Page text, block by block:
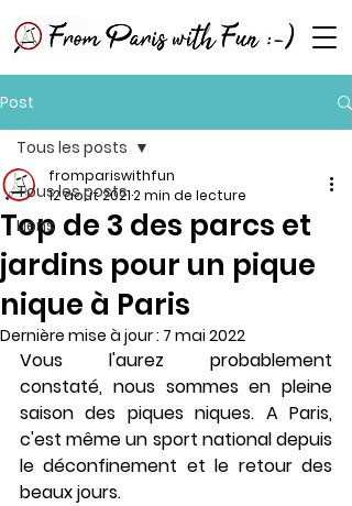
Post
Tous les posts
Liens
Tous les posts
Top de 3 des parcs et
jardins pour un pique
nique à Paris
frompariswithfun
12 août 20212 min de lecture
Dernière mise à jour : 7 mai 2022
Vous l'aurez probablement
constaté, nous sommes en pleine
saison des piques niques. A Paris,
c'est même un sport national depuis
le déconfinement et le retour des
beaux jours.